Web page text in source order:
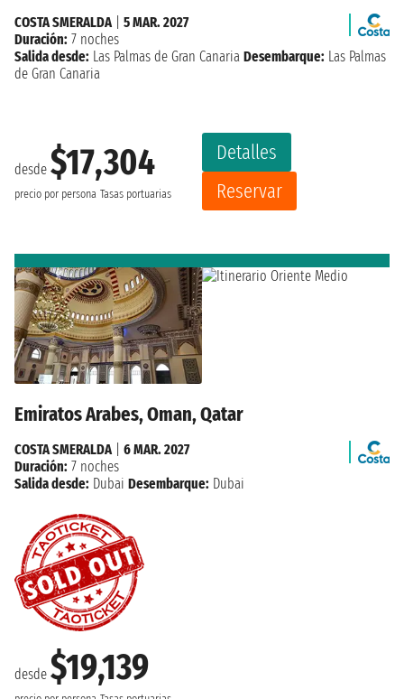
desde $17,304
precio por persona Tasas portuarias
Detalles
Reservar
COSTA SMERALDA| 5 MAR. 2027
Duración: 7 noches
Salida desde: Las Palmas de Gran Canaria Desembarque: Las Palmas
de Gran Canaria
Emiratos Arabes, Oman, Qatar
desde $19,139
COSTA SMERALDA| 6 MAR. 2027
Duración: 7 noches
Salida desde: Dubai Desembarque: Dubai